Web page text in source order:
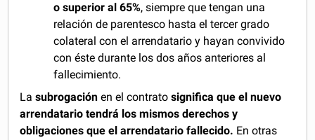
o superior al 65%, siempre que tengan una
relación de parentesco hasta el tercer grado
colateral con el arrendatario y hayan convivido
con éste durante los dos años anteriores al
fallecimiento.
Lasubrogación en el contratosignifica que el nuevo
arrendatario tendrá los mismos derechos y
obligaciones que el arrendatario fallecido. En otras